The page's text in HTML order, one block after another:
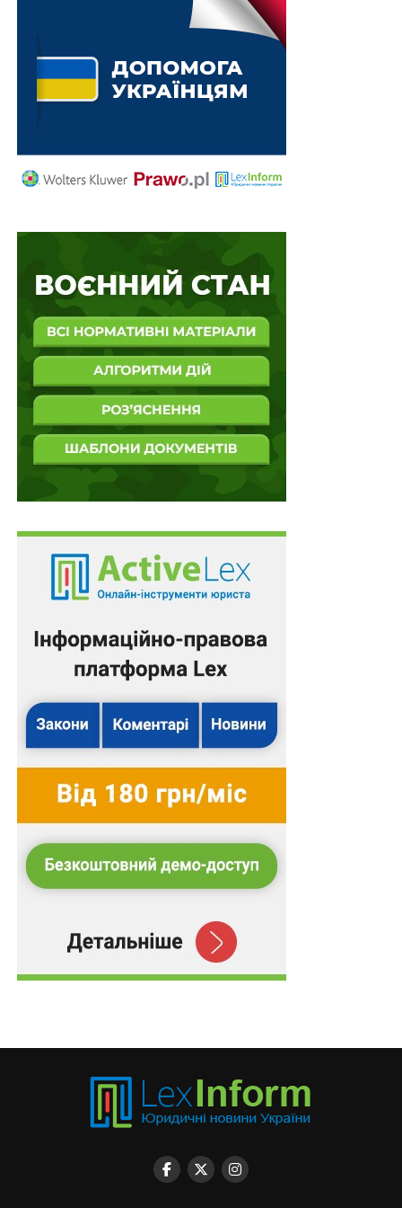
оцінив мотивацію переважної більшості з них. Їх
поява зумовлена не науковою потребою, а
формальними вимогами: здобути ступінь, виконати
план, заповнити рядок у звіті. Метою стає кількість
публікацій, але за цією кількістю немає змісту.
українського Верховного Суду
Особливо показовим є те, що тематика таких
публікацій часто не пов’язана з реальними
проблемами суспільства чи практики. Наука
перетворилася на самодостатній ритуал — написати,
опублікувати, без жодного зв’язку з тим, що
насправді турбує юридичну спільноту і суспільство.
Натомість зазначив Василь Крат, в автора має бути
щось, про що він хоче сказати. Якщо цього немає,
публікація не має сенсу, незалежно від того, у якому
журналі вона вийшла і скільки на неї посилань тощо.
Окремо обговорили проблему плагіату. Суддя
розглядає його не як технічне порушення, а як
симптом глибшої культурної проблеми — нездатності
наукових текстів, а й звичайних дописів у соціальних
мережах, які копіюють без посилання на автора.
При цьому судові рішення щодо стягнення моральної
компенсації за плагіат одиничні. Василь Крат згадав
одну зі справ, де особі вдалося стягнути компенсацію,
зокрема за моральну шкоду, через незаконне
використання автореферату дисертації. Також суддя
розповів про випадок, коли справжній автор подав
відхилила з позначкою «плагіат» і з посиланням на
копію його ж тексту. Це унаочнює, до яких абсурдних
наслідків призводить системне ігнорування
авторських прав у науці.
Однією з першопричин ситуації, яка склалася сьогодні
юридичної освіти. Дефляція науки є не причиною, а
наслідком рівня освіти. Суддя зауважив, що сьогодні
доступ до літератури практично безкоштовний і
в аспірантурі, вона приходить туди вже
у стимулюванні наукової діяльності. Надбавки за
науковий ступінь отримують особи, які до науки